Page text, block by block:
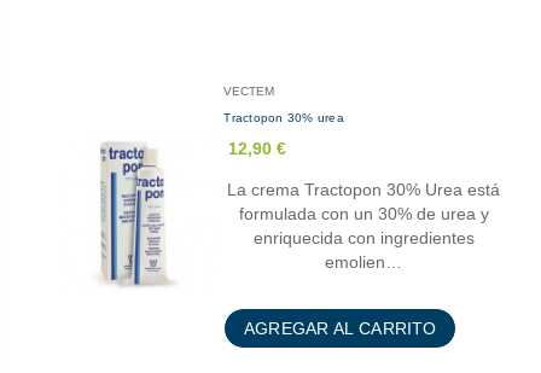
VECTEM
Tractopon 30% urea
12,90 €
La crema Tractopon 30% Urea está
formulada con un 30% de urea y
enriquecida con ingredientes
emolien…
AGREGAR AL CARRITO